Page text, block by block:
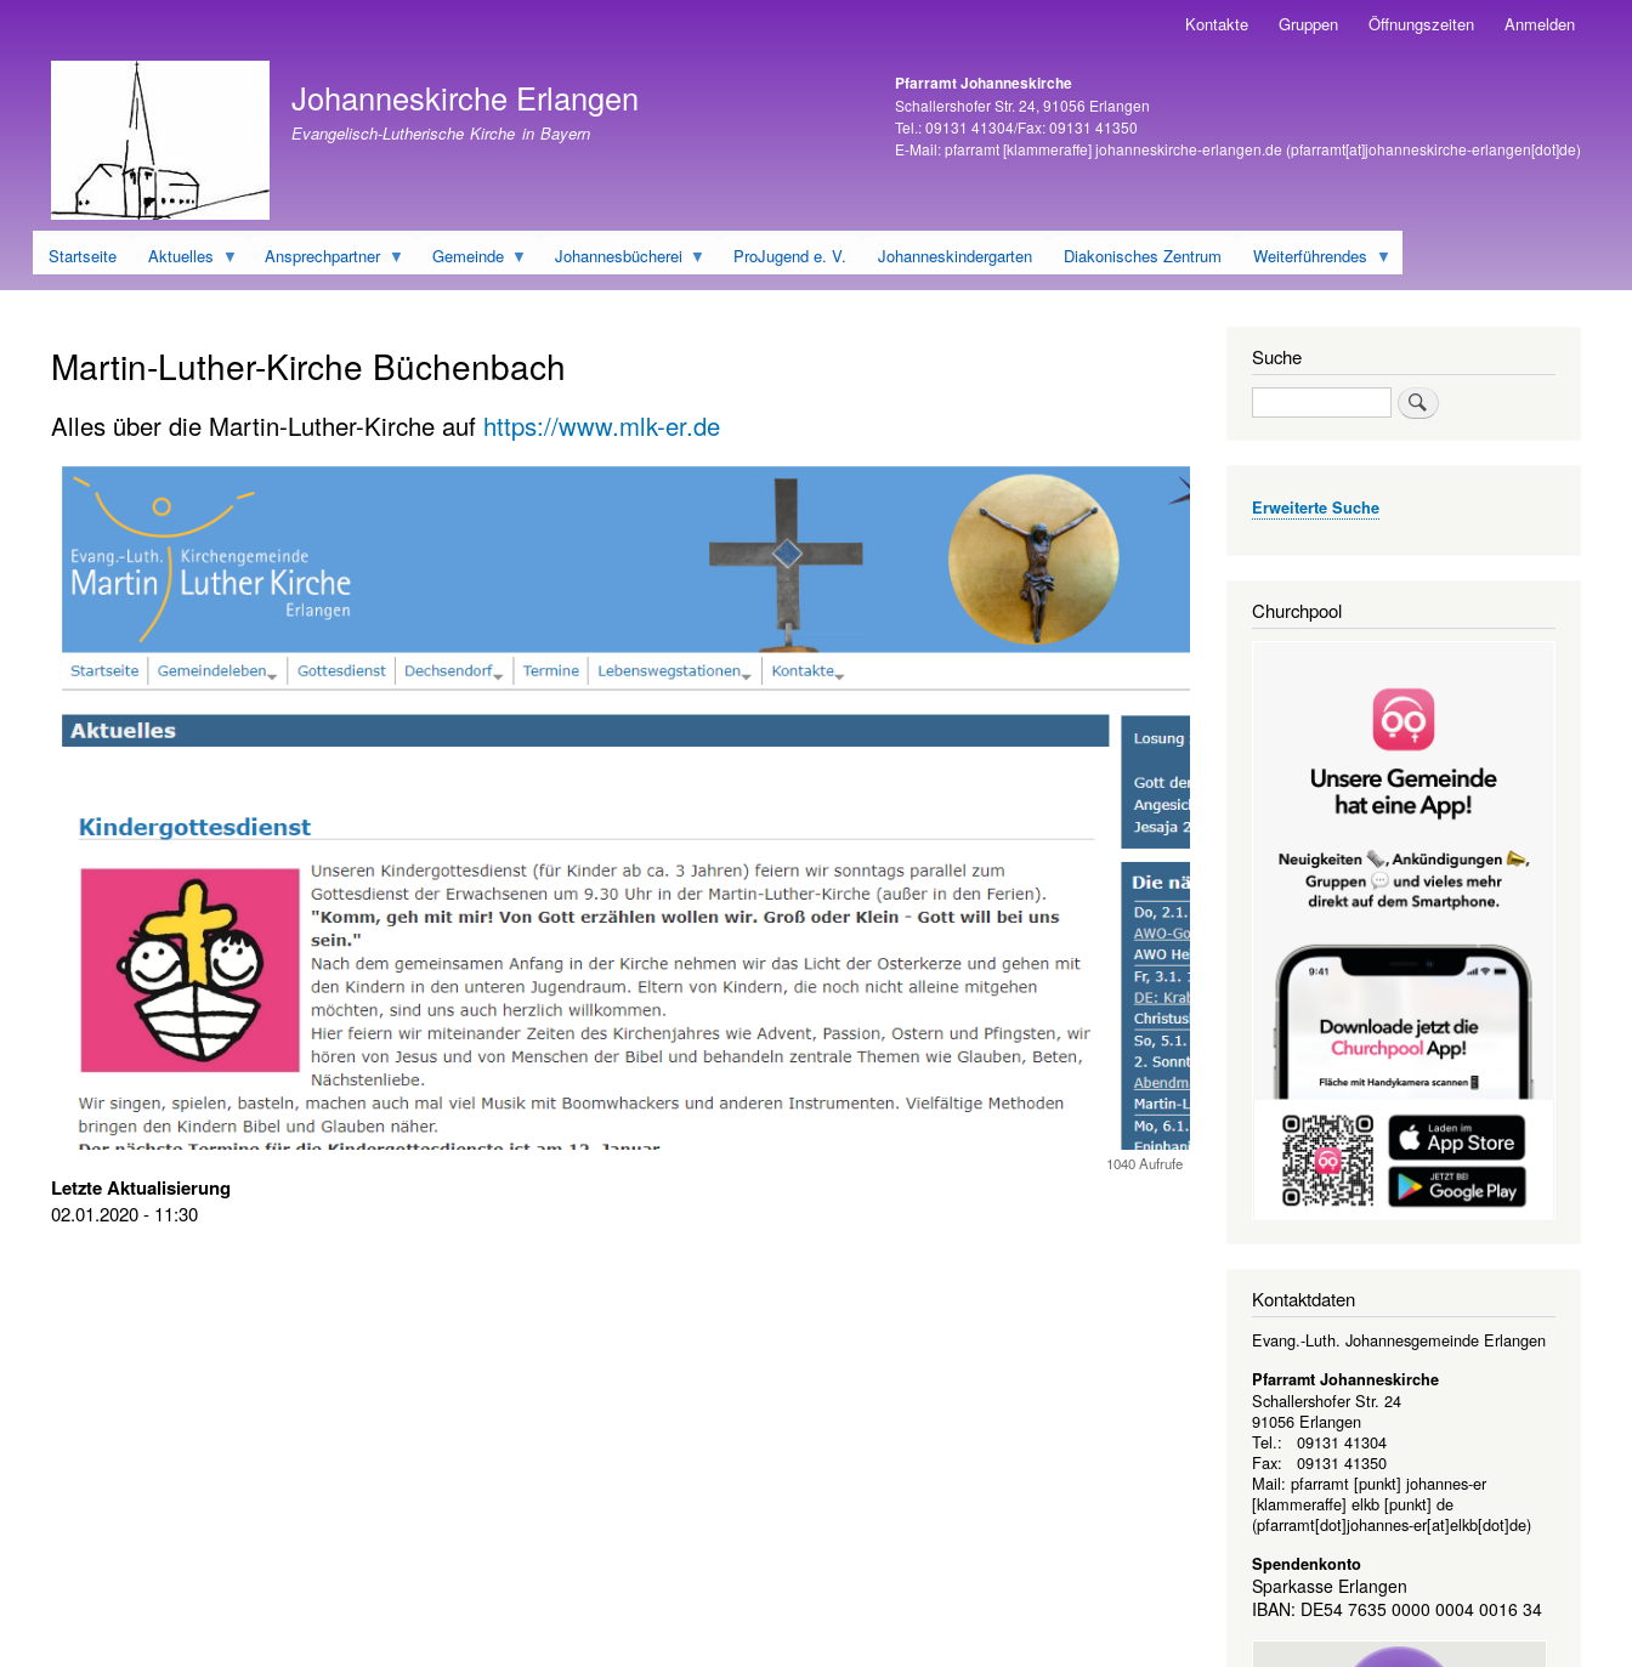
Kontakte Gruppen Öffnungszeiten Anmelden
Adresse
Pfarramt Johanneskirche
Schallershofer Str. 24, 91056 Erlangen
Tel.: 09131 41304/Fax: 09131 41350
E-Mail:pfarramt[klammeraffe]johanneskirche-erlangen.de (pfarramt[at]johanneskirche-erlangen[dot]de)
Johanneskirche Erlangen
Evangelisch-Lutherische Kirche in Bayern
Startseite Aktuelles Ansprechpartner Gemeinde Johannesbücherei ProJugend e. V. Johanneskindergarten Diakonisches Zentrum Weiterführendes
Martin-Luther-Kirche Büchenbach
Alles über die Martin-Luther-Kirche auf https://www.mlk-er.de
1040 Aufrufe
Letzte Aktualisierung
02.01.2020 - 11:30
Suche
Suche
Erweiterte Suche
Churchpool
Kontaktdaten
Evang.-Luth. Johannesgemeinde Erlangen
Pfarramt Johanneskirche
Schallershofer Str. 24
91056 Erlangen
Tel.: 09131 41304
Fax: 09131 41350
Mail: pfarramt[punkt] johannes-er
[klammeraffe] elkb[punkt] de
(pfarramt[dot]johannes-er[at]elkb[dot]de)
Spendenkonto
Sparkasse Erlangen
IBAN: DE54 7635 0000 0004 0016 34